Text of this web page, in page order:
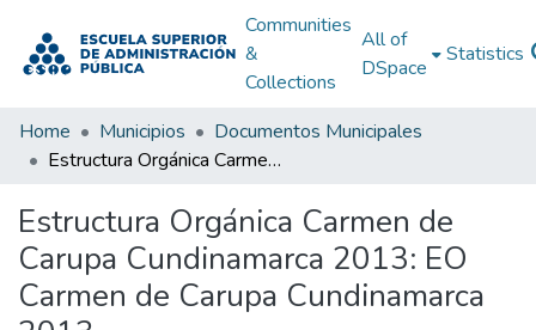
Communities
&
Collections
All of
DSpace
Statistics
Home Municipios
Documentos Municipales
Estructura Orgánica Carmen de Carupa Cundinamarca 2013: EO Carmen de Carupa Cundinamarca 2013
Estructura Orgánica Carmen de
Carupa Cundinamarca 2013: EO
Carmen de Carupa Cundinamarca